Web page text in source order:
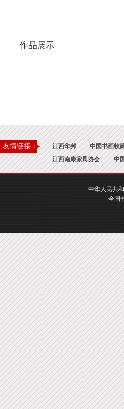
作品展示
友情链接： 江西华邦 中国书画收
江西南康家具协会
中
中华人民共
全国